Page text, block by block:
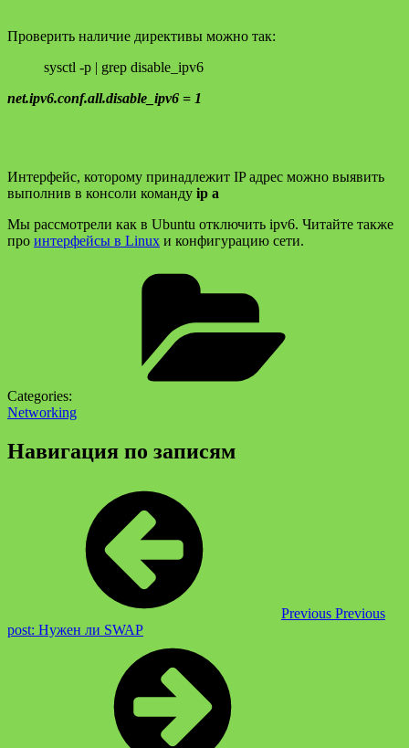
Проверить наличие директивы можно так:
sysctl -p | grep disable_ipv6
net.ipv6.conf.all.disable_ipv6 = 1
Интерфейс, которому принадлежит IP адрес можно выявить
выполнив в консоли команду ip a
Мы рассмотрели как в Ubuntu отключить ipv6. Читайте также
про интерфейсы в Linux и конфигурацию сети.
Categories:
Networking
Навигация по записям
Previous Previous
post: Нужен ли SWAP